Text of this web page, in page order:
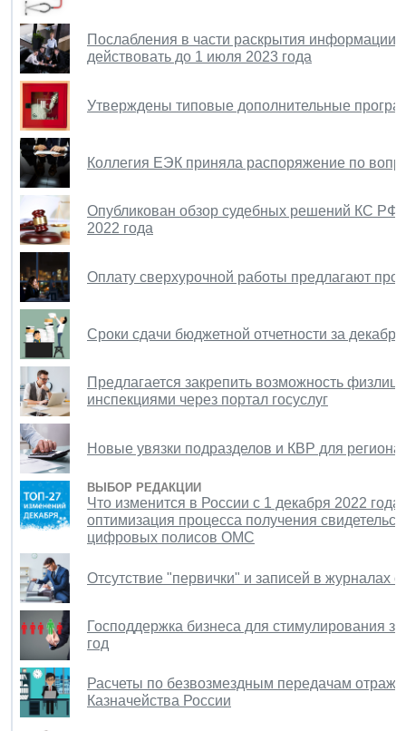
Послабления в части раскрытия информации
действовать до 1 июля 2023 года
Утверждены типовые дополнительные
Коллегия ЕЭК приняла распоряжение по
Опубликован обзор судебных решений КС РФ
2022 года
Оплату сверхурочной работы предлагают
Сроки сдачи бюджетной отчетности за
Предлагается закрепить возможность
инспекциями через портал госуслуг
Новые увязки подразделов и КВР для
ВЫБОР РЕДАКЦИИ
Что изменится в России с 1 декабря 2022
оптимизация процесса получения
цифровых полисов ОМС
Отсутствие "первички" и записей в журналах
Господдержка бизнеса для стимулирования
год
Расчеты по безвозмездным передачам
Казначейства России